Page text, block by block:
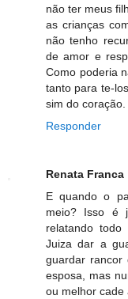
não ter meus
as crianças
não tenho
de amor e
Como poderia
tanto para te-
sim do coração.
Responder
Renata Franca
E quando o
meio? Isso é
relatando
Juiza dar a
guardar rancor
esposa, mas
ou melhor cade